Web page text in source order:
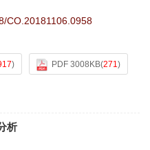
CO.20181106.0958
) PDF 3008KB(271)
析